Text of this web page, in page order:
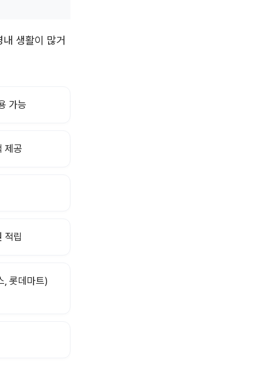
생활이 많거
가능
제공
적립
, 롯데마트)